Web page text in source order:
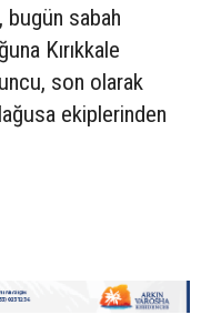
bugün sabah
Kırıkkale
son olarak
ekiplerinden